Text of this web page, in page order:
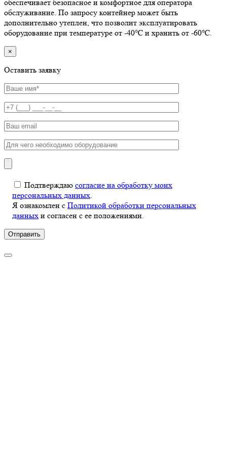
обеспечивает безопасное и комфортное для оператора
обслуживание. По запросу контейнер может быть
дополнительно утеплен, что позволит эксплуатировать
оборудование при температуре от -40℃ и хранить от -60℃.
×
Оставить заявку
Подтверждаю согласие на обработку моих
персональных данных
Я ознакомлен с Политикой обработки персональных
данных и согласен с ее положениями.